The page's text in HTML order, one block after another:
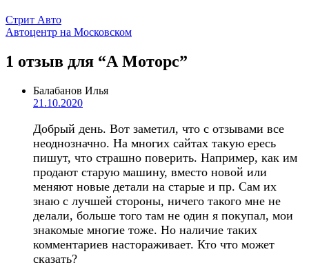
Стрит Авто
Автоцентр на Московском
1 отзыв для “А Моторс”
Балабанов Илья
21.10.2020
Добрый день. Вот заметил, что с отзывами все
неоднозначно. На многих сайтах такую ересь
пишут, что страшно поверить. Например, как им
продают старую машину, вместо новой или
меняют новые детали на старые и пр. Сам их
знаю с лучшей стороны, ничего такого мне не
делали, больше того там не один я покупал, мои
знакомые многие тоже. Но наличие таких
комментариев настораживает. Кто что может
сказать?